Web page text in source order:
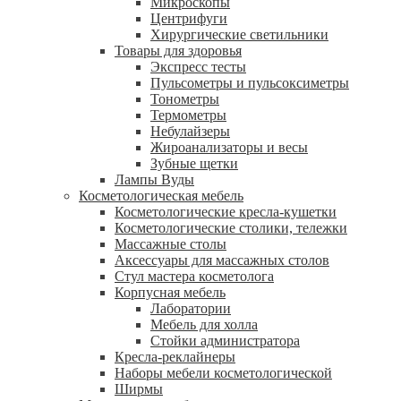
Центрифуги
Xирургические светильники
Товары для здоровья
Экспресс тесты
Пульсометры и пульсоксиметры
Тонометры
Термометры
Небулайзеры
Жироанализаторы и весы
Зубные щетки
Лампы Вуды
Косметологическая мебель
Косметологические кресла-кушетки
Косметологические столики, тележки
Массажные столы
Аксессуары для массажных столов
Стул мастера косметолога
Корпусная мебель
Лаборатории
Мебель для холла
Стойки администратора
Кресла-реклайнеры
Наборы мебели косметологической
Ширмы